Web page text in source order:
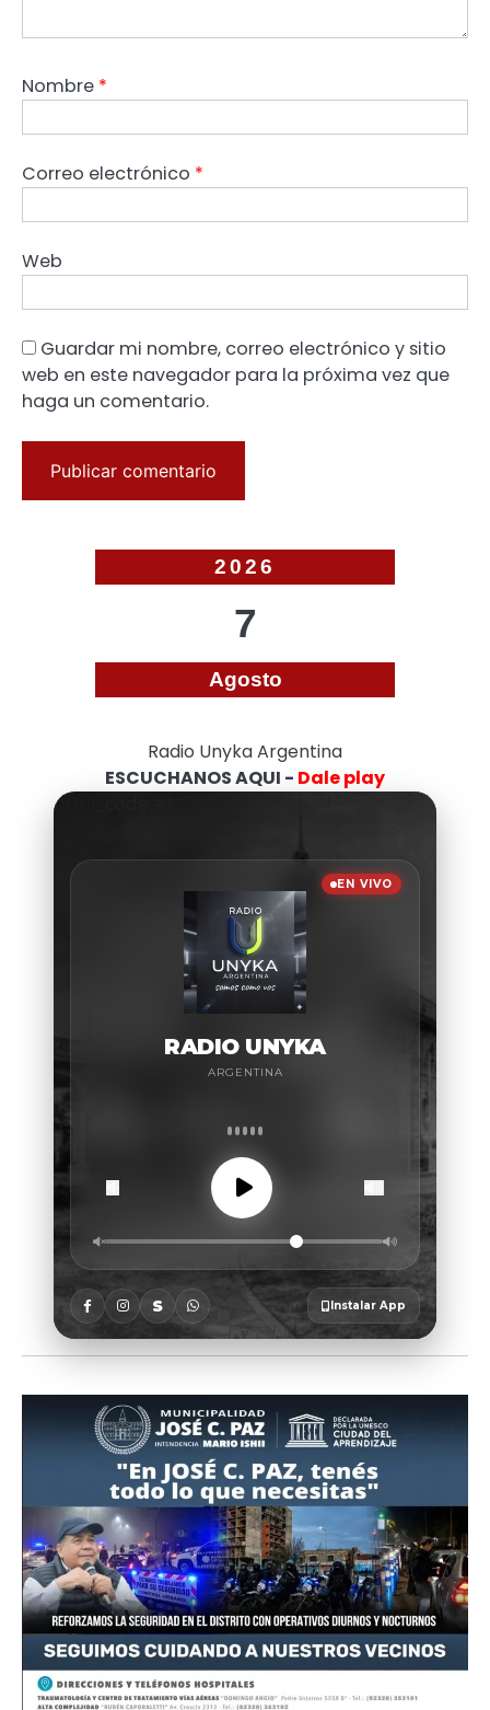
Nombre *
Correo electrónico *
Web
Guardar mi nombre, correo electrónico y sitio
web en este navegador para la próxima vez que
haga un comentario.
2026
7
Agosto
Radio Unyka Argentina
ESCUCHANOS AQUI - Dale play